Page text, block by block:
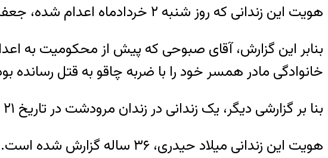
هویت این زندانی که روز شنبه ۲ خردادماه اعدام شده، جعفر صبوحی، ۴۰ ساله و پدر یک فرزند، گزارش شده است.
بنابر این گزارش، آقای صبوحی که پیش از محکومیت به
خانوادگی مادر همسر خود را با ضربه چاقو به قتل
بنا بر گزارشی دیگر، یک زندانی در زندان مرودشت در تاریخ ۲۱ اردیبهشت‌ماه اعدام شد.
هویت این زندانی میلاد حیدری، ۳۶ ساله گزارش شده است.